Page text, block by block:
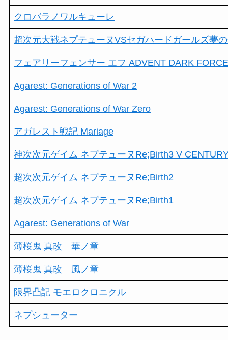
クロバラノワルキューレ
超次元大戦ネプテューヌVSセガハードガールズ夢
フェアリーフェンサー エフ ADVENT DARK FORCE
Agarest: Generations of War 2
Agarest: Generations of War Zero
アガレスト戦記 Mariage
神次次元ゲイム ネプテューヌRe;Birth3 V
超次次元ゲイム ネプテューヌRe;Birth2
超次次元ゲイム ネプテューヌRe;Birth1
Agarest: Generations of War
薄桜鬼 真改 華ノ章
薄桜鬼 真改 風ノ章
限界凸記 モエロクロニクル
ネプシューター